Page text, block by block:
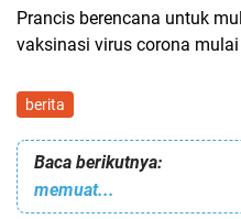
Prancis berencana untuk
vaksinasi virus corona mulai
berita
Baca berikutnya:
memuat...